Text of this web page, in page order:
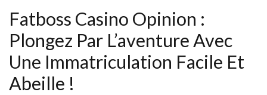
Fatboss Casino Opinion :
Plongez Par L’aventure Avec
Une Immatriculation Facile Et
Abeille !